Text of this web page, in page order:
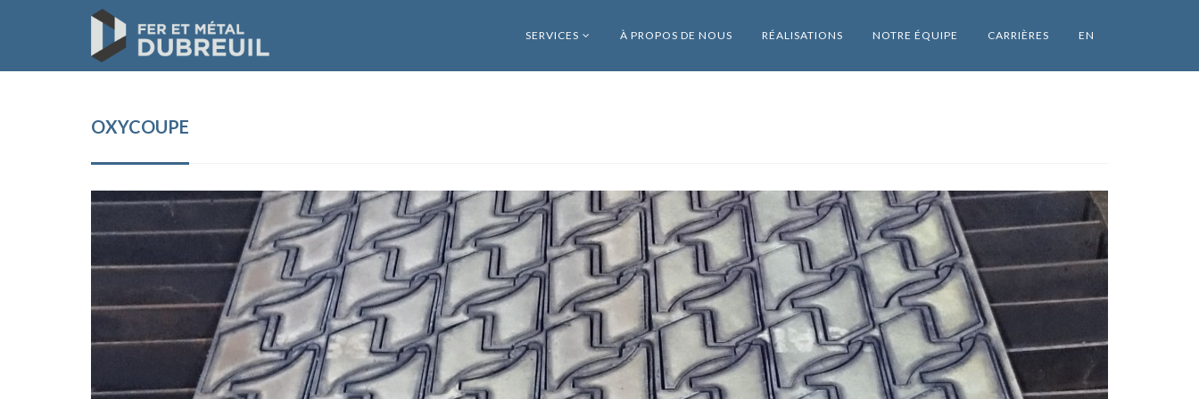
SERVICES À PROPOS DE NOUS RÉALISATIONS NOTRE ÉQUIPE CARRIÈRES EN
OXYCOUPE